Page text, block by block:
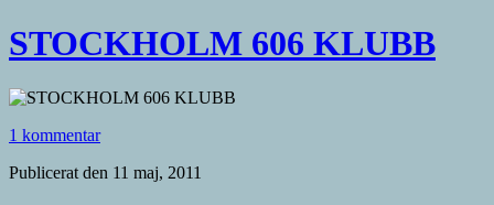
STOCKHOLM 606 KLUBB
1 kommentar
Publicerat den 11 maj, 2011